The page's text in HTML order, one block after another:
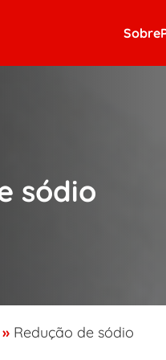
Sobre
sódio
» Redução de sódio